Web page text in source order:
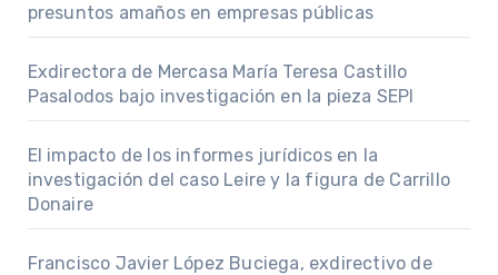
presuntos amaños en empresas públicas
Exdirectora de Mercasa María Teresa Castillo
Pasalodos bajo investigación en la pieza SEPI
El impacto de los informes jurídicos en la
investigación del caso Leire y la figura de Carrillo
Donaire
Francisco Javier López Buciega, exdirectivo de